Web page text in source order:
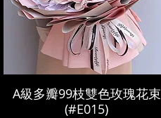
A級多瓣99枝雙色玫瑰花束
(#E015)